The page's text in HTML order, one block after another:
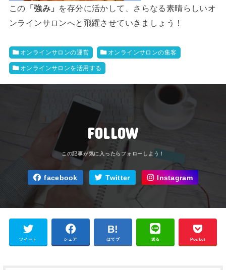
この 「強み」 を存分に活かして、さらなる素晴らしいオ
ンラインサロンへと飛躍させていきましょう！
オンラインサロンの運営 オンラインサロンの集客
オンラインサロンを活用する
FOLLOW
facebook Twitter Instagram
ツイート シェア はてブ 送る Pocket